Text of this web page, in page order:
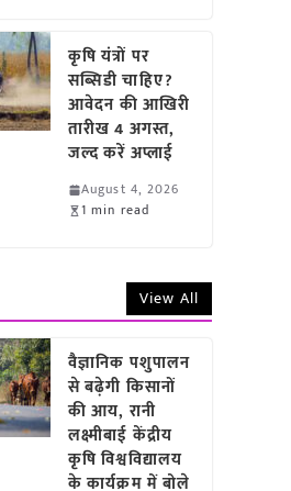
कृषि यंत्रों पर
सब्सिडी चाहिए?
आवेदन की आखिरी
तारीख 4 अगस्त,
जल्द करें अप्लाई
August 4, 2026
1 min read
View All
वैज्ञानिक पशुपालन
से बढ़ेगी किसानों
की आय, रानी
लक्ष्मीबाई केंद्रीय
कृषि विश्वविद्यालय
के कार्यक्रम में बोले